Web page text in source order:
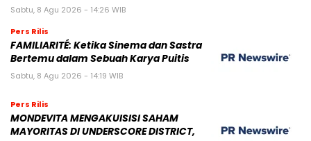
Sabtu, 8 Agu 2026 - 14:26 WIB
Pers Rilis
FAMILIARITÉ: Ketika Sinema dan Sastra
Bertemu dalam Sebuah Karya Puitis
Sabtu, 8 Agu 2026 - 14:19 WIB
Pers Rilis
MONDEVITA MENGAKUISISI SAHAM
MAYORITAS DI UNDERSCORE DISTRICT,